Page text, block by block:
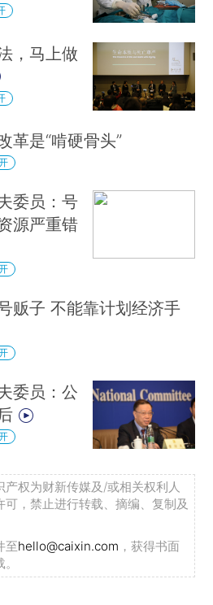
，马上做
革是“啃硬骨头”
委员：号
源严重错
贩子 不能靠计划经济手
委员：公
权为财新传媒及/或相关权利人
，禁止进行转载、摘编、复制及
至hello@caixin.com ，获得书面